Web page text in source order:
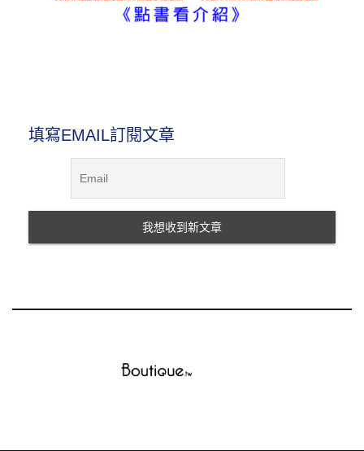
填寫EMAIL訂閱文章